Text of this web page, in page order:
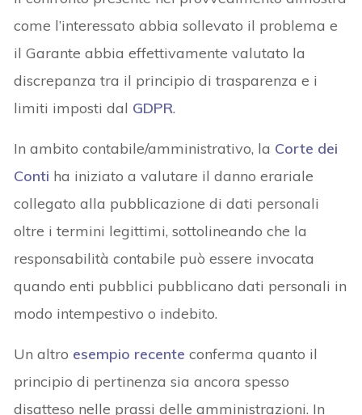
come l’interessato abbia sollevato il problema e
il Garante abbia effettivamente valutato la
discrepanza tra il principio di trasparenza e i
limiti imposti dal GDPR.
In ambito contabile/amministrativo, la Corte dei
Conti ha iniziato a valutare il danno erariale
collegato alla pubblicazione di dati personali
oltre i termini legittimi, sottolineando che la
responsabilità contabile può essere invocata
quando enti pubblici pubblicano dati personali in
modo intempestivo o indebito.
Un altro esempio recente conferma quanto il
principio di pertinenza sia ancora spesso
disatteso nelle prassi delle amministrazioni. In